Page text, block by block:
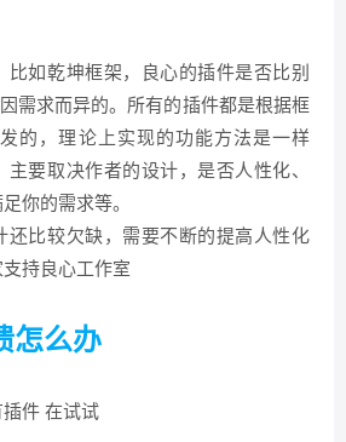
比如乾坤框架，良心的插件是否比别
需求而异的。所有的插件都是根据框
的，理论上实现的功能方法是一样
主要取决作者的设计，是否人性化、
你的需求等。
还比较欠缺，需要不断的提高人性化
持良心工作室
怎么办
件 在试试